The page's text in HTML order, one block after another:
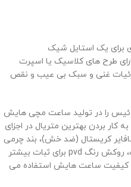
یک استایل شیک
طرح های کلاسیک یا اسپرت
غنی و سبک بی عیب و نقص
را در تولید ساعت مچی هایش
کار بردن بهترین متریال در اجزای
کریستال (ضد خش)، بند چرمی
روکش رنگ pvd برای ثبات بیشتر
کیفیت ساعت هایش استفاده می